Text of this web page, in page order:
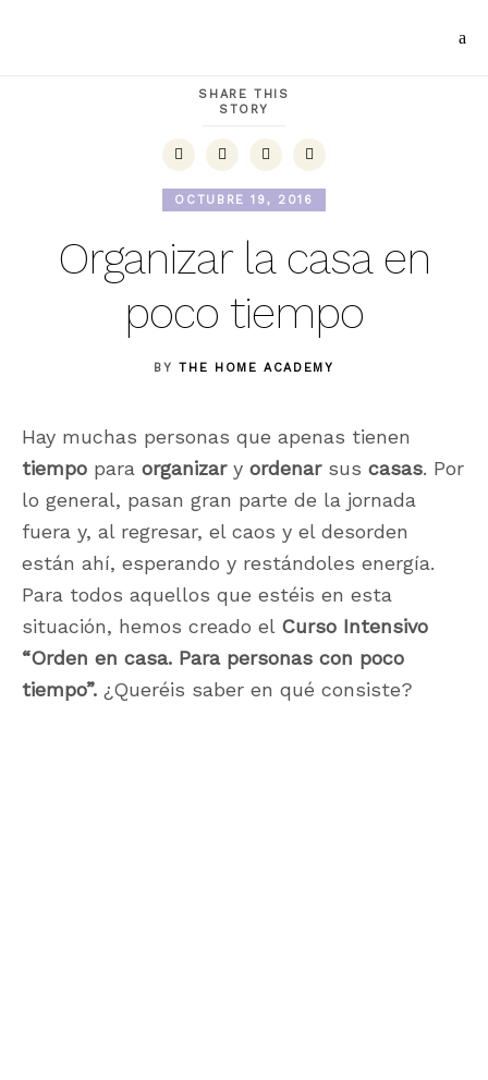
SHARE THIS
STORY
OCTUBRE 19, 2016
Organizar la casa en
poco tiempo
BYTHE HOME ACADEMY
Hay muchas personas que apenas tienen
tiempo para organizary ordenarsus casas. Por
lo general, pasan gran parte de la jornada
fuera y, al regresar, el caos y el desorden
están ahí, esperando y restándoles energía.
Para todos aquellos que estéis en esta
situación, hemos creado el Curso Intensivo
“Orden en casa. Para personas con poco
tiempo”. ¿Queréis saber en qué consiste?